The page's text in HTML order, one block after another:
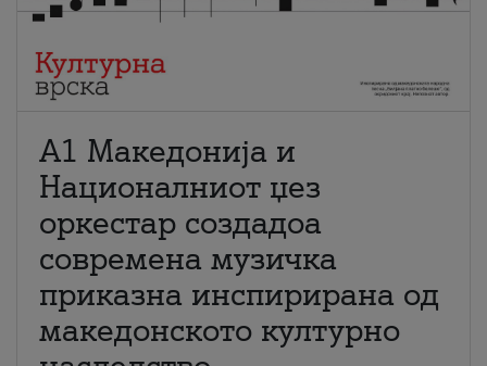
А1 Македонија и
Националниот џез
оркестар создадоа
современа музичка
приказна инспирирана од
македонското културно